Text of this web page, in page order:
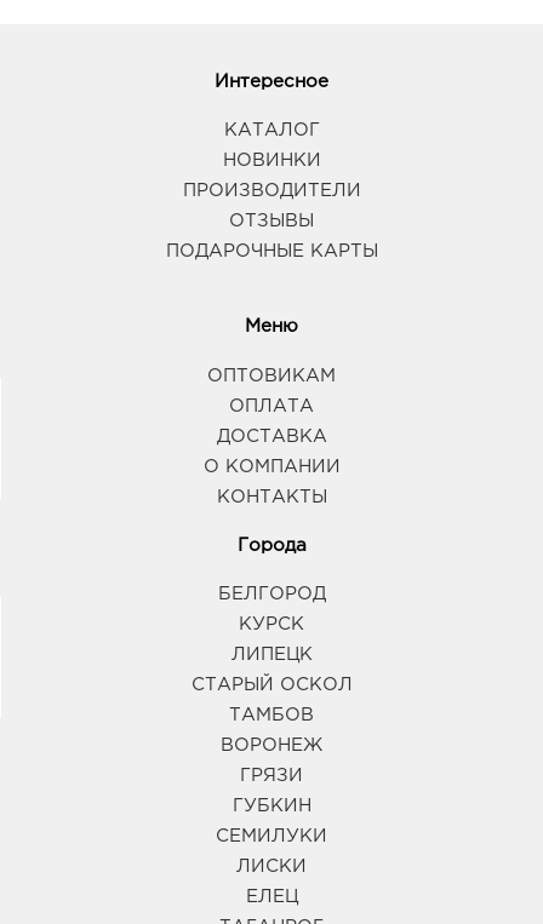
Интересное
КАТАЛОГ
НОВИНКИ
ПРОИЗВОДИТЕЛИ
ОТЗЫВЫ
ПОДАРОЧНЫЕ КАРТЫ
Меню
ОПТОВИКАМ
ОПЛАТА
ДОСТАВКА
О КОМПАНИИ
КОНТАКТЫ
Города
БЕЛГОРОД
КУРСК
ЛИПЕЦК
СТАРЫЙ ОСКОЛ
ТАМБОВ
ВОРОНЕЖ
ГРЯЗИ
ГУБКИН
СЕМИЛУКИ
ЛИСКИ
ЕЛЕЦ